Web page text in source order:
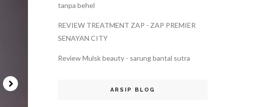
tanpa behel
REVIEW TREATMENT ZAP - ZAP PREMIER
SENAYAN CITY
Review Mulsk beauty - sarung bantal sutra
ARSIP BLOG